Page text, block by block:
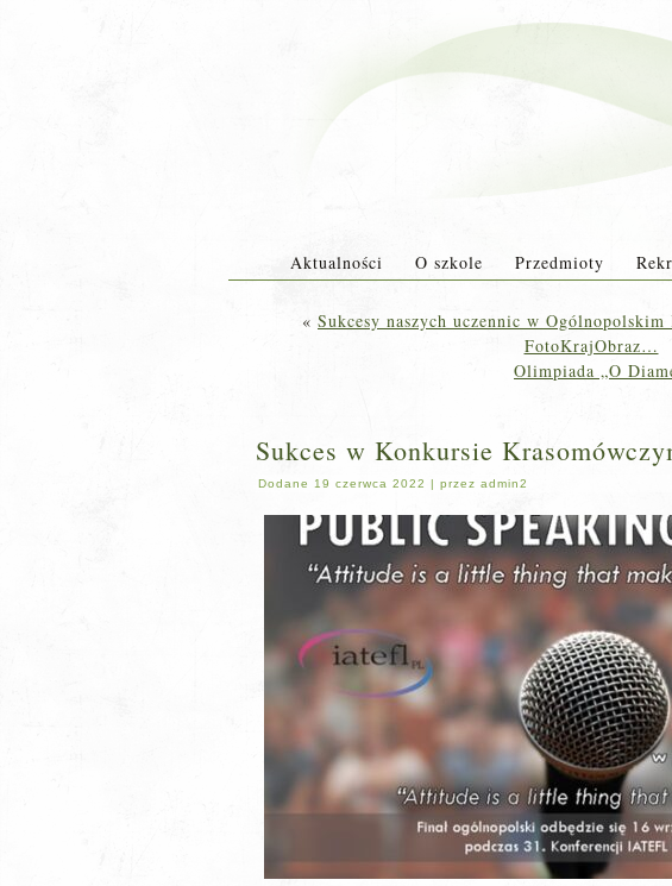
Aktualności O szkole Przedmioty
« Sukcesy naszych uczennic w
FotoKrajObraz…
Olimpiada „O
Sukces w Konkursie
Dodane 19 czerwca 2022 | przez admin2